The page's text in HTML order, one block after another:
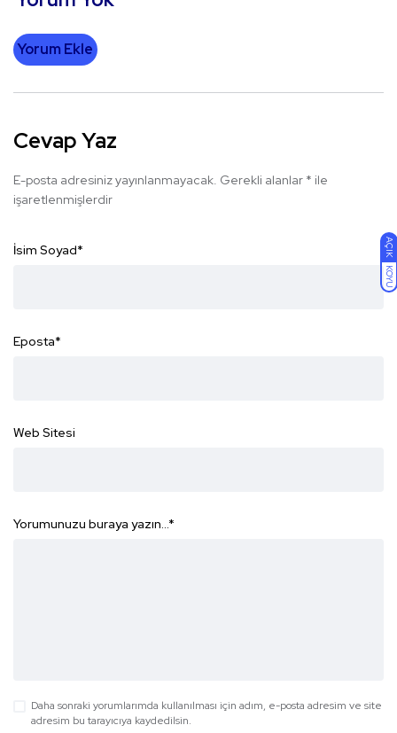
AÇIK
KOYU
Yorum Ekle
Cevap Yaz
E-posta adresiniz yayınlanmayacak. Gerekli alanlar * ile
işaretlenmişlerdir
İsim Soyad*
Eposta*
Web Sitesi
Yorumunuzu buraya yazın...*
Daha sonraki yorumlarımda kullanılması için adım, e-posta adresim ve site
adresim bu tarayıcıya kaydedilsin.